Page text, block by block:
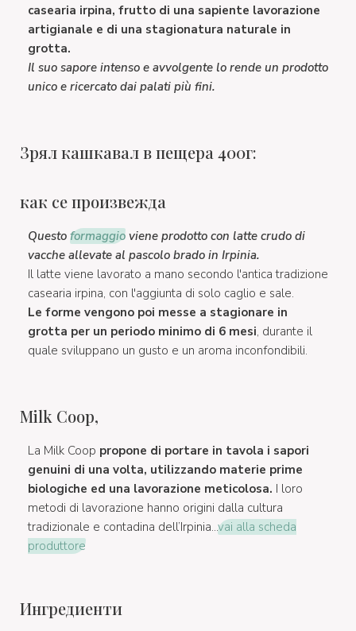
casearia irpina, frutto di una sapiente lavorazione
artigianale e di una stagionatura naturale in
grotta.
Il suo sapore intenso e avvolgente lo rende un prodotto
unico e ricercato dai palati più fini.
Зрял кашкавал в пещера 400г:
как се произвежда
Questo formaggio viene prodotto con latte crudo di
vacche allevate al pascolo brado in Irpinia.
Il latte viene lavorato a mano secondo l'antica tradizione
casearia irpina, con l'aggiunta di solo caglio e sale.
Le forme vengono poi messe a stagionare in
grotta per un periodo minimo di 6 mesi, durante il
quale sviluppano un gusto e un aroma inconfondibili.
Milk Coop,
La Milk Coop propone di portare in tavola i sapori
genuini di una volta, utilizzando materie prime
biologiche ed una lavorazione meticolosa. I loro
metodi di lavorazione hanno origini dalla cultura
tradizionale e contadina dell’Irpinia...vai alla scheda
produttore
Ингредиенти